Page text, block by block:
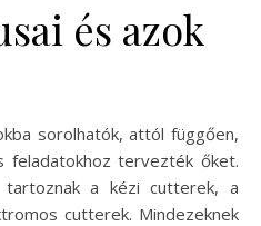
és azok
sorolhatók, attól függően,
feladatokhoz tervezték őket.
a kézi cutterek, a
cutterek. Mindezeknek